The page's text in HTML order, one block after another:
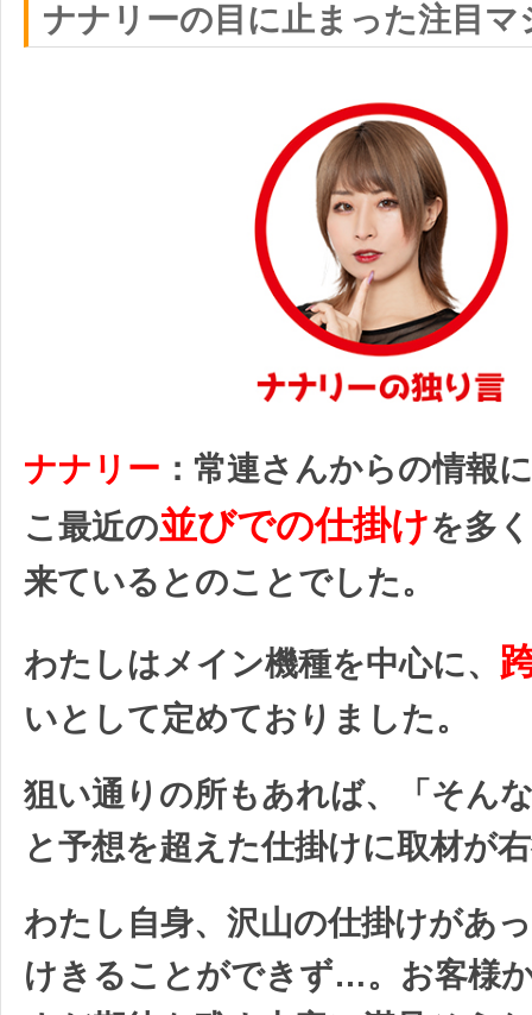
ナナリーの目に止まった注目マ
ナナリー ：常連さんからの情報
こ最近の並びでの仕掛けを多
来ているとのことでした。
わたしはメイン機種を中心に、
いとして定めておりました。
狙い通りの所もあれば、「そん
と予想を超えた仕掛けに取材が
わたし自身、沢山の仕掛けがあ
けきることができず…。お客様